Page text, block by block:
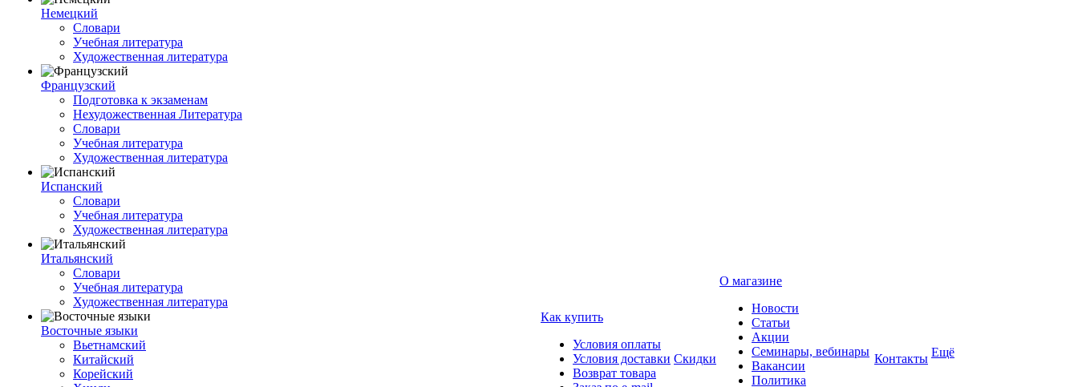
Немецкий
Словари
Учебная литература
Художественная литература
Французский
Подготовка к экзаменам
Нехудожественная Литература
Словари
Учебная литература
Художественная литература
Испанский
Словари
Учебная литература
Художественная литература
Итальянский
Словари
Учебная литература
Художественная литература
Восточные языки
Вьетнамский
Китайский
Корейский
Как купить
Условия оплаты
Условия доставки
Возврат товара
Скидки
О магазине
Новости
Статьи
Акции
Семинары, вебинары
Вакансии
Политика
Контакты Ещё